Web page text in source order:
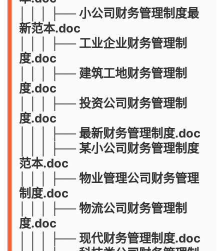
│ │ │ ├── 小公司财务管理制度最
新范本.doc
│ │ │ ├── 工业企业财务管理制
度.doc
│ │ │ ├── 建筑工地财务管理制
度.doc
│ │ │ ├── 投资公司财务管理制
度.doc
│ │ │ ├── 最新财务管理制度.doc
│ │ │ ├── 某小公司财务管理制度
范本.doc
│ │ │ ├── 物业管理公司财务管理
制度.doc
│ │ │ ├── 物流公司财务管理制
度.doc
│ │ │ ├── 现代财务管理制度.doc